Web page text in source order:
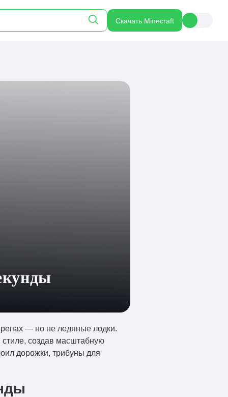
Скачать Minecraft
— но не ледяные лодки.
создав масштабную
дорожки, трибуны для